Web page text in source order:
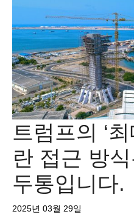
트럼프의 ‘
란 접근 방
두통입니다.
2025년 03월 29일